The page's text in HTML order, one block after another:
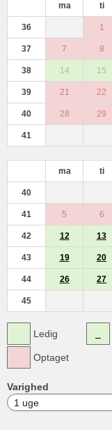
ma ti
36 1
37 7 8
38 14 15
39 21 22
40 28 29
41
ma ti
40
41 5 6
42 12 13
43 19 20
44 26 27
45
Ledig
Optaget
Varighed